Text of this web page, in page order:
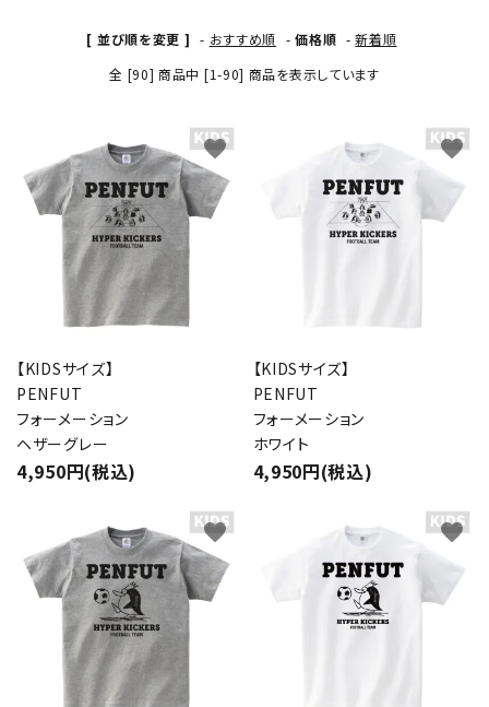
[ 並び順を変更 ] - おすすめ順 -価格順 -新着順
全 [90] 商品中 [1-90] 商品を表示しています
【KIDSサイズ】
PENFUT
フォーメーション
ヘザーグレー
4,950円(税込)
favorite
【KIDSサイズ】
PENFUT
フォーメーション
ホワイト
4,950円(税込)
favorite
favorite favorite